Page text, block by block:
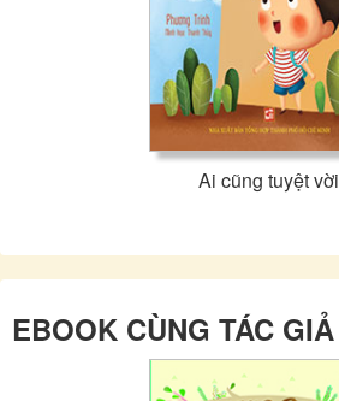
Ai cũng tuyệt vời
EBOOK CÙNG TÁC GIẢ